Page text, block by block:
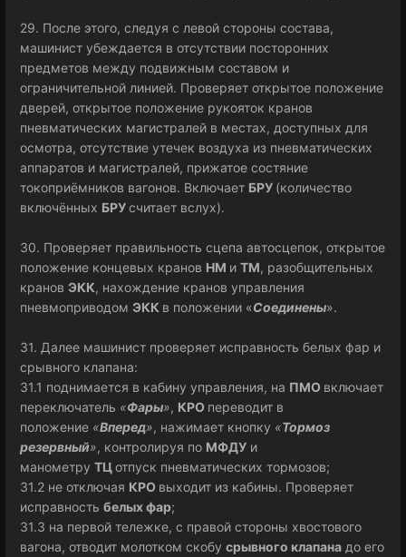
29. После этого, следуя с левой стороны состава,
машинист убеждается в отсутствии посторонних
предметов между подвижным составом и
ограничительной линией. Проверяет открытое положение
дверей, открытое положение рукояток кранов
пневматических магистралей в местах, доступных для
осмотра, отсутствие утечек воздуха из пневматических
аппаратов и магистралей, прижатое состяние
токоприёмников вагонов. Включает БРУ (количество
включённых БРУсчитает вслух).
30. Проверяет правильность сцепа автосцепок, открытое
положение концевых кранов НМ и ТМ, разобщительных
кранов ЭКК, нахождение кранов управления
пневмоприводом ЭКК в положении «Соединены».
31. Далее машинист проверяет исправность белых фар и
срывного клапана:
31.1 поднимается в кабину управления, на ПМО включает
переключатель «Фары», КРО переводит в
положение «Вперед», нажимает кнопку «Тормоз
резервный», контролируя по МФДУ и
манометру ТЦотпуск пневматических тормозов;
31.2 не отключая КРО выходит из кабины. Проверяет
исправность белых фар;
31.3 на первой тележке, с правой стороны хвостового
вагона, отводит молотком скобу срывного клапана до его